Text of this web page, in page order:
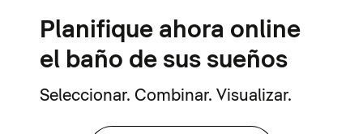
Planifique ahora online
el baño de sus sueños
Seleccionar. Combinar. Visualizar.